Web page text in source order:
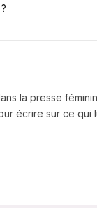
la presse
écrire sur ce qui